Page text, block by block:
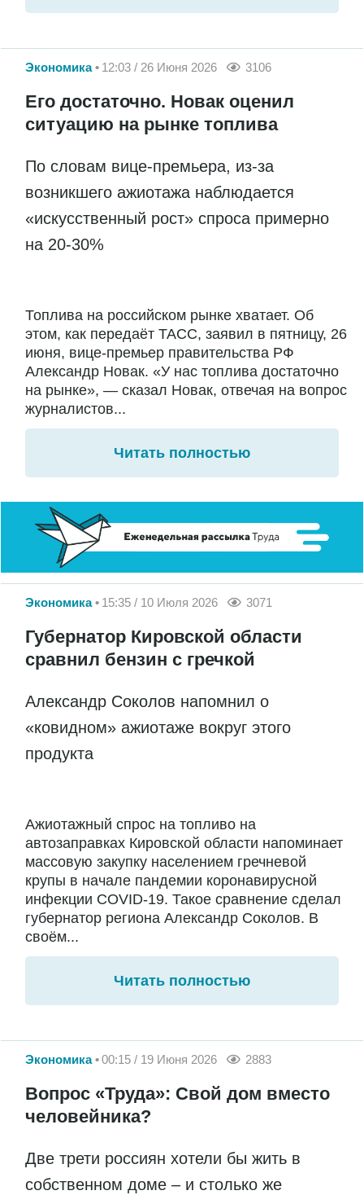
Экономика 12:03 / 26 Июня 2026 3106
Его достаточно. Новак оценил
ситуацию на рынке топлива
По словам вице-премьера, из-за
возникшего ажиотажа наблюдается
«искусственный рост» спроса примерно
на 20-30%
Топлива на российском рынке хватает. Об
этом, как передаёт ТАСС, заявил в пятницу, 26
июня, вице-премьер правительства РФ
Александр Новак. «У нас топлива достаточно
на рынке», — сказал Новак, отвечая на вопрос
журналистов...
Читать полностью
Экономика 15:35 / 10 Июля 2026 3071
Губернатор Кировской области
сравнил бензин с гречкой
Александр Соколов напомнил о
«ковидном» ажиотаже вокруг этого
продукта
Ажиотажный спрос на топливо на
автозаправках Кировской области напоминает
массовую закупку населением гречневой
крупы в начале пандемии коронавирусной
инфекции COVID-19. Такое сравнение сделал
губернатор региона Александр Соколов. В
своём...
Читать полностью
Экономика 00:15 / 19 Июня 2026 2883
Вопрос «Труда»: Свой дом вместо
человейника?
Две трети россиян хотели бы жить в
собственном доме – и столько же